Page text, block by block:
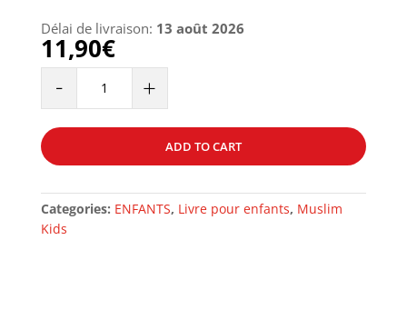
Délai de livraison: 13 août 2026
11,90€
-
magnifique
Salman
le
quantity
+
ADD TO CART
Categories: ENFANTS, Livre pour enfants, Muslim
Kids